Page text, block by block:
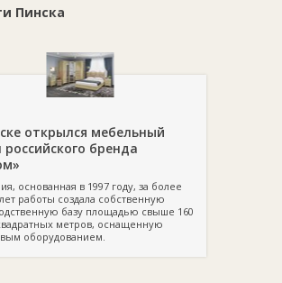
Пинска
открылся мебельный
российского бренда
основанная в 1997 году, за более
работы создала собственную
базу площадью свыше 160
метров, оснащенную
оборудованием.